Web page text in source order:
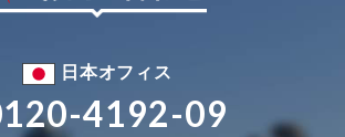
日本オフィス
4192-09